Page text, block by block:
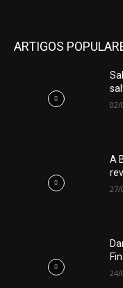
ARTIGOS
02/
A
27/
24/